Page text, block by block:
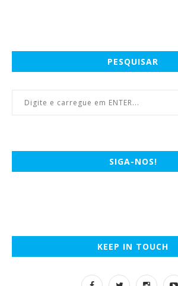
PESQUISAR
SIGA-NOS!
KEEP IN TOUCH